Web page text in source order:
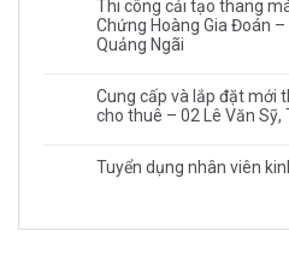
Thi công cải tạo thang
Chứng Hoàng Gia Đoán
Quảng Ngãi
Cung cấp và lắp đặt mới
cho thuê – 02 Lê Văn Sỹ,
Tuyển dụng nhân viên